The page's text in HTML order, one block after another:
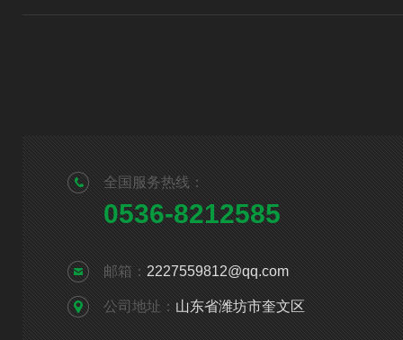
全国服务热线：
0536-8212585
邮箱： 2227559812@qq.com
公司地址： 山东省潍坊市奎文区